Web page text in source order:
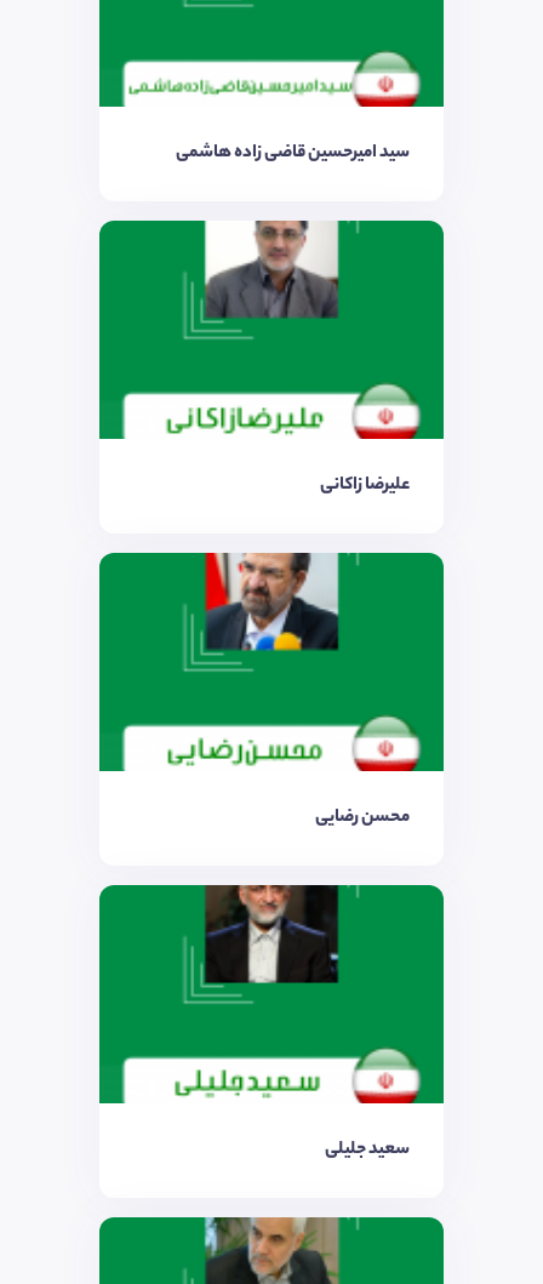
سید امیرحسین قاضی زاده هاشمی
علیرضا زاکانی
محسن رضایی
سعید جلیلی